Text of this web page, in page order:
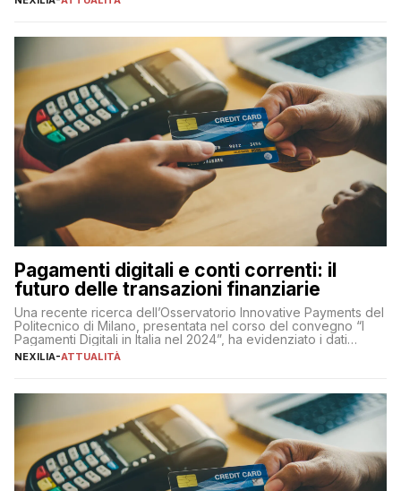
Pagamenti digitali e conti correnti: il
futuro delle transazioni finanziarie
Una recente ricerca dell’Osservatorio Innovative Payments del
Politecnico di Milano, presentata nel corso del convegno “I
Pagamenti Digitali in Italia nel 2024”, ha evidenziato i dati
definitivi del primo semestre 2024 relativamente alle
NEXILIA-ATTUALITÀ